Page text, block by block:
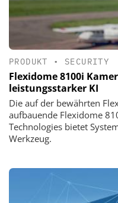
PRODUKT • SECURITY
Flexidome 8100i
leistungsstarker KI
Die auf der bewährten
aufbauende Flexidome
Technologies bietet
Werkzeug.